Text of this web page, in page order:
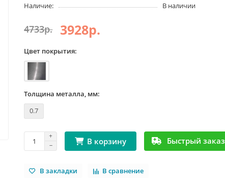
Наличие:
В наличии
4733р. 3928р.
Цвет покрытия:
Толщина металла, мм:
0.7
В корзину Быстрый заказ
В закладки В сравнение